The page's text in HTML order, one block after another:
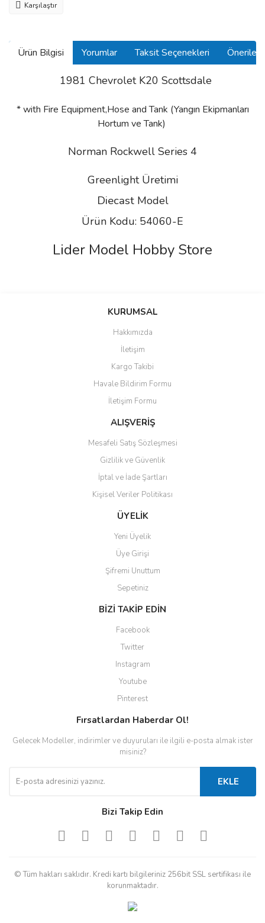
Karşılaştır
Ürün Bilgisi Yorumlar Taksit Seçenekleri
1981 Chevrolet K20 Scottsdale
* with Fire Equipment,Hose and Tank (Yangın Ekipmanları
Hortum ve Tank)
Norman Rockwell Series 4
Greenlight Üretimi
Diecast Model
Ürün Kodu: 54060-E
Lider Model Hobby Store
Bu ürüne ilk yorumu siz yapın!
Yorum Yaz
Ürün resmi kalitesiz, bozuk veya görüntülenemiyor.
Ürün açıklamasında eksik bilgiler bulunuyor.
Ürün bilgilerinde hatalar bulunuyor.
Ürün fiyatı diğer sitelerden daha pahalı.
Bu ürüne benzer farklı alternatifler olmalı.
Gönder
KURUMSAL
Hakkımızda
İletişim
Kargo Takibi
Havale Bildirim Formu
İletişim Formu
ALIŞVERİŞ
Mesafeli Satış Sözleşmesi
Gizlilik ve Güvenlik
İptal ve İade Şartları
Kişisel Veriler Politikası
ÜYELİK
Yeni Üyelik
Üye Girişi
Şifremi Unuttum
Sepetiniz
BİZİ TAKİP EDİN
Facebook
Twitter
Instagram
Youtube
Pinterest
Fırsatlardan Haberdar Ol!
Gelecek Modeller, indirimler ve duyuruları ile ilgili e-posta almak ister
misiniz?
EKLE
Bizi Takip Edin
© Tüm hakları saklıdır. Kredi kartı bilgileriniz 256bit SSL sertifikası ile
korunmaktadır.